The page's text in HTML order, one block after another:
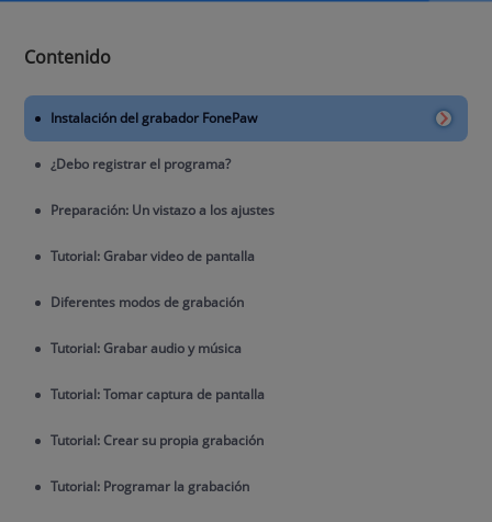
Contenido
Instalación del grabador FonePaw
¿Debo registrar el programa?
Preparación: Un vistazo a los ajustes
Tutorial: Grabar video de pantalla
Diferentes modos de grabación
Tutorial: Grabar audio y música
Tutorial: Tomar captura de pantalla
Tutorial: Crear su propia grabación
Tutorial: Programar la grabación